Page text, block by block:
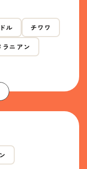
ル チワワ
ラニアン